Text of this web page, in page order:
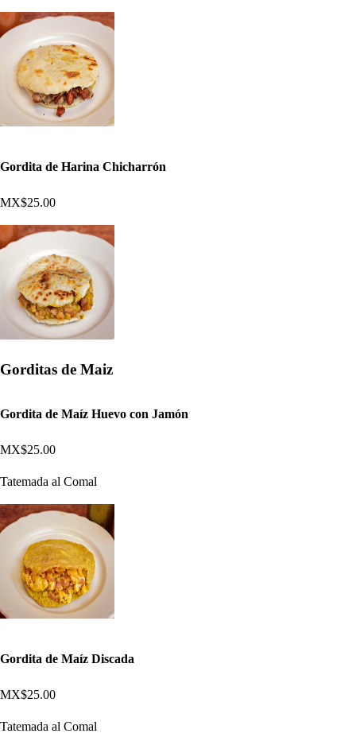
Gordita de Harina Chicharrón
MX$25.00
Gorditas de Maiz
Gordita de Maíz Huevo con Jamón
MX$25.00
Tatemada al Comal
Gordita de Maíz Discada
MX$25.00
Tatemada al Comal